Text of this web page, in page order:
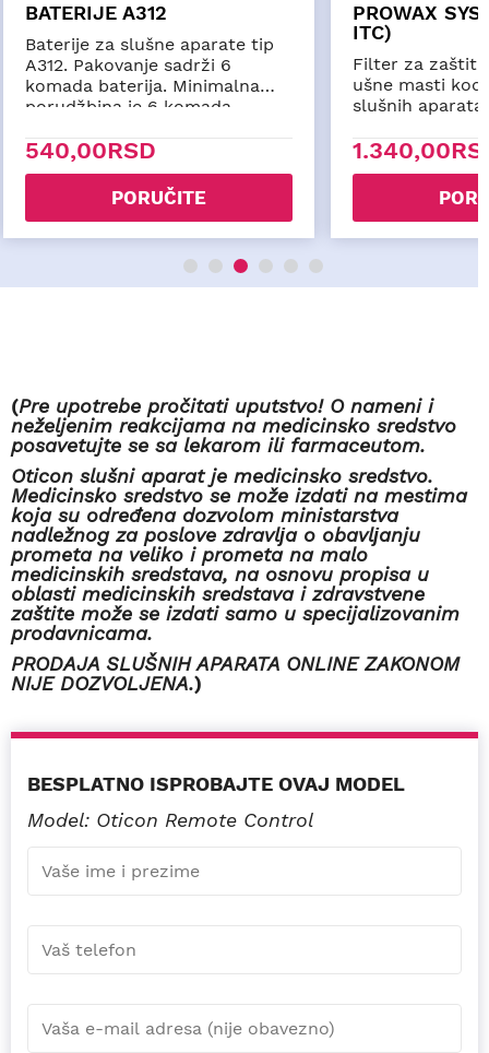
BATERIJE A312
Baterije za slušne aparate tip
A312. Pakovanje sadrži 6
komada baterija. Minimalna
porudžbina je 6 komada
540,00RSD
PORUČITE
PROWAX
ITC)
Filter za
ušne masti kod
slušnih aparata
(Pre upotrebe pročitati uputstvo! O nameni i
neželjenim reakcijama na medicinsko sredstvo
posavetujte se sa lekarom ili farmaceutom.
Oticon slušni aparat je medicinsko sredstvo.
Medicinsko sredstvo se može izdati na mestima
koja su određena dozvolom ministarstva
nadležnog za poslove zdravlјa o obavlјanju
prometa na veliko i prometa na malo
medicinskih sredstava, na osnovu propisa u
oblasti medicinskih sredstava i zdravstvene
zaštite može se izdati samo u specijalizovanim
prodavnicama.
PRODAJA SLUŠNIH APARATA ONLINE ZAKONOM
NIJE DOZVOLJENA.)
BESPLATNO ISPROBAJTE OVAJ MODEL
Model: Oticon Remote Control